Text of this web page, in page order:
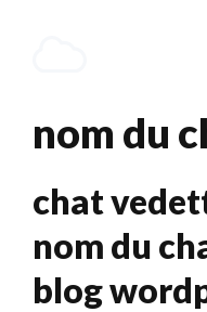
nom du
chat
nom du
blog